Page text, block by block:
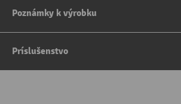
Poznámky k výrobku
Príslušenstvo